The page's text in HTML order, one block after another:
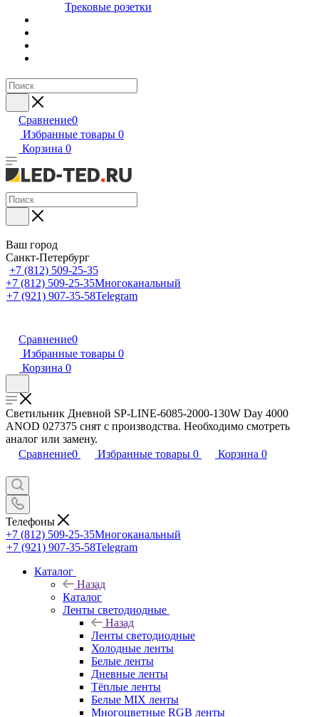
Трековые розетки
Сравнение0
Избранные товары 0
Корзина 0
Ваш город
Санкт-Петербург
+7 (812) 509-25-35
+7 (812) 509-25-35Многоканальный
+7 (921) 907-35-58Telegram
Сравнение0
Избранные товары 0
Корзина 0
Светильник Дневной SP-LINE-6085-2000-130W Day 4000
ANOD 027375 снят с производства. Необходимо смотреть
аналог или замену.
Сравнение0 Избранные товары 0 Корзина 0
Телефоны
+7 (812) 509-25-35Многоканальный
+7 (921) 907-35-58Telegram
Каталог
Назад
Каталог
Ленты светодиодные
Назад
Ленты светодиодные
Холодные ленты
Белые ленты
Дневные ленты
Тёплые ленты
Белые MIX ленты
Многоцветные RGB ленты